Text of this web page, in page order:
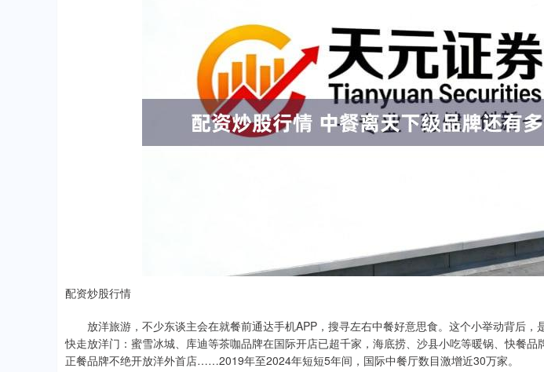
配资炒股行情
放洋旅游，不少东谈主会在就餐前通达手机APP，搜寻左右中餐好意思食。这个小举动背后，
快走放洋门：蜜雪冰城、库迪等茶咖品牌在国际开店已超千家，海底捞、沙县小吃等暖锅、快餐品
正餐品牌不绝开放洋外首店……2019年至2024年短短5年间，国际中餐厅数目激增近30万家。